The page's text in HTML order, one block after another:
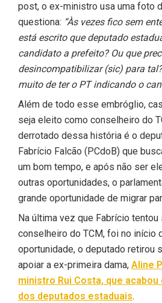
post, o ex-ministro usa uma foto
questiona: “Às vezes fico sem
está escrito que deputado
candidato a prefeito? Ou que
desincompatibilizar (sic) para
muito de ter o PT indicando o
Além de todo esse embróglio,
seja eleito como conselheiro do
derrotado dessa história é o
Fabrício Falcão (PCdoB) que
um bom tempo, e após não ser
outras oportunidades, o
grande oportunidade de migrar
Na última vez que Fabrício
conselheiro do TCM, foi no início
oportunidade, o deputado retirou
apoiar a ex-primeira dama, Aline
ministro Rui Costa, que
dos deputados estaduais.